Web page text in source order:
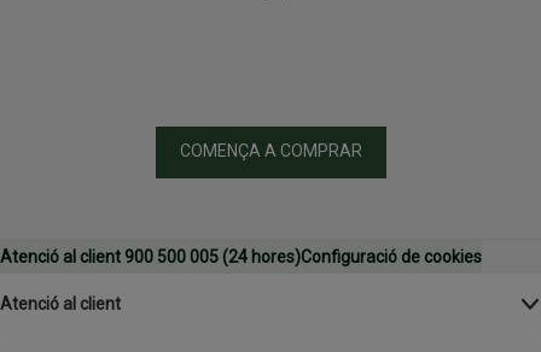
COMENÇA A COMPRAR
Atenció al client 900 500 005 (24 hores)Configuració de cookies
Atenció al client